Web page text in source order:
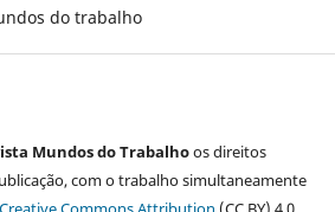
do trabalho
Mundos do Trabalhoos direitos
com o trabalho simultaneamente